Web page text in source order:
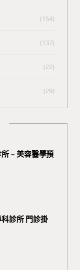
(154)
(137)
(22)
(29)
– 美容醫學預
診所 門診掛